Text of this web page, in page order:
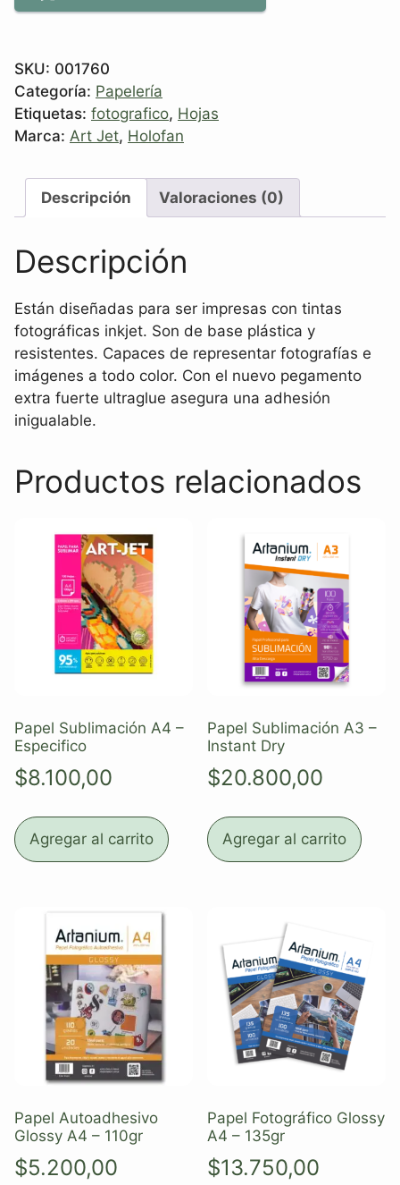
SKU: 001760
Categoría: Papelería
Etiquetas: fotografico, Hojas
Marca: Art Jet, Holofan
Descripción Valoraciones (0)
Descripción
Están diseñadas para ser impresas con tintas
fotográficas inkjet. Son de base plástica y
resistentes. Capaces de representar fotografías e
imágenes a todo color. Con el nuevo pegamento
extra fuerte ultraglue asegura una adhesión
inigualable.
Productos relacionados
Papel Sublimación A4 –
Especifico
$8.100,00
Agregar al carrito
Papel Sublimación A3 –
Instant Dry
$20.800,00
Agregar al carrito
Papel Autoadhesivo
Glossy A4 – 110gr
$5.200,00
Papel Fotográfico Glossy
A4 – 135gr
$13.750,00